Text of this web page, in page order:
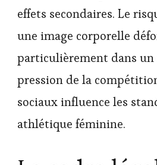
effets secondaires. Le
une image corporelle
particulièrement dans
pression de la
sociaux influence les
athlétique féminine.